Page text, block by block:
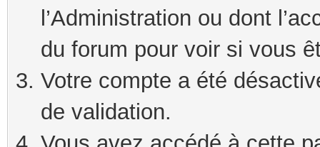
l’Administration ou dont
du forum pour voir si vous
Votre compte a été
de validation.